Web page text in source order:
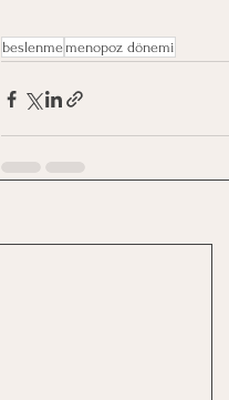
beslenme menopoz dönemi